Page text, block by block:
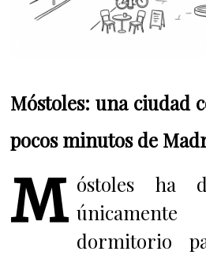
Móstoles: una ciudad
pocos minutos de
M óstoles ha
dormitorio